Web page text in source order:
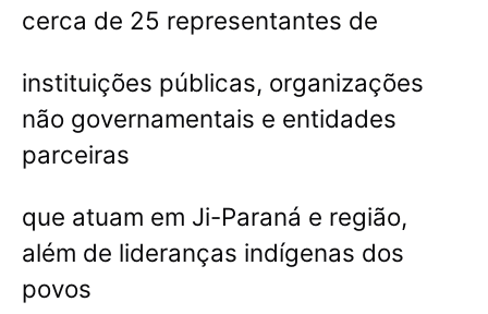
cerca de 25 representantes de
instituições públicas, organizações
não governamentais e entidades
parceiras
que atuam em Ji-Paraná e região,
além de lideranças indígenas dos
povos